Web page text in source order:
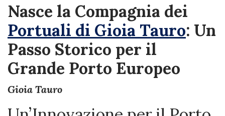
Nasce la Compagnia dei
Portuali di Gioia Tauro: Un
Passo Storico per il
Grande Porto Europeo
Gioia Tauro